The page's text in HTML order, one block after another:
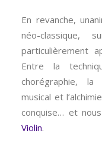
En revanche,
néo-classique,
particulièrement
Entre la
chorégraphie, la
musical et
conquise… et
Violin.